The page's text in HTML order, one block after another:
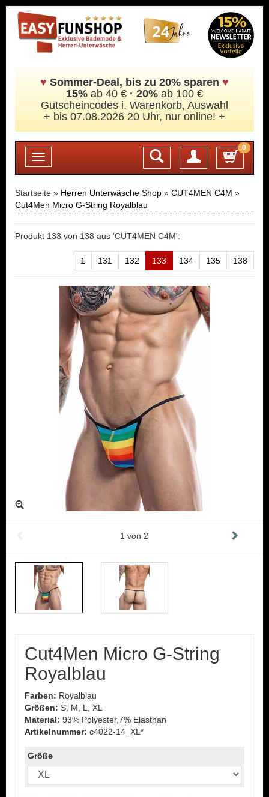
♥ Sommer-Deal, bis zu 20% sparen ♥
15% ab 40 € · 20% ab 100 €
Gutscheincodes i. Warenkorb, Auswahl
+ bis 07.08.2026 20 Uhr, nur online! +
Toggle
navigation
0
Login
Startseite » Herren Unterwäsche Shop » CUT4MEN C4M »
Cut4Men Micro G-String Royalblau
Produkt 133 von 138 aus 'CUT4MEN C4M':
1 131 132 133 134 135 138
1 von 2
Cut4Men Micro G-String
Royalblau
Farben: Royalblau
Größen: S, M, L, XL
Material: 93% Polyester,7% Elasthan
Artikelnummer: c4022-14_XL*
Größe